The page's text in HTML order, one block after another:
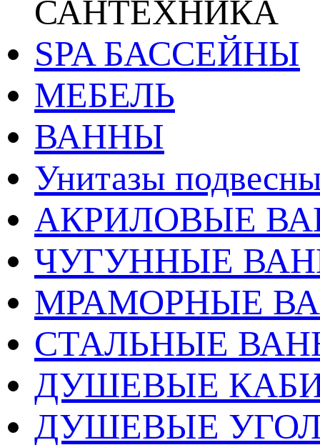
САНТЕХНИКА
SPA БАССЕЙНЫ
МЕБЕЛЬ
ВАННЫ
Унитазы
АКРИЛОВЫЕ
ЧУГУННЫЕ
МРАМОРНЫЕ
СТАЛЬНЫЕ
ДУШЕВЫЕ
ДУШЕВЫЕ